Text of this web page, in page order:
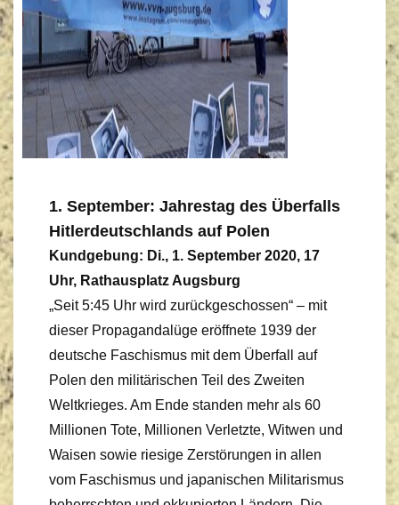
1. September: Jahrestag des Überfalls
Hitlerdeutschlands auf Polen
Kundgebung: Di., 1. September 2020, 17
Uhr, Rathausplatz Augsburg
„Seit 5:45 Uhr wird zurückgeschossen“ – mit
dieser Propagandalüge eröffnete 1939 der
deutsche Faschismus mit dem Überfall auf
Polen den militärischen Teil des Zweiten
Weltkrieges. Am Ende standen mehr als 60
Millionen Tote, Millionen Verletzte, Witwen und
Waisen sowie riesige Zerstörungen in allen
vom Faschismus und japanischen Militarismus